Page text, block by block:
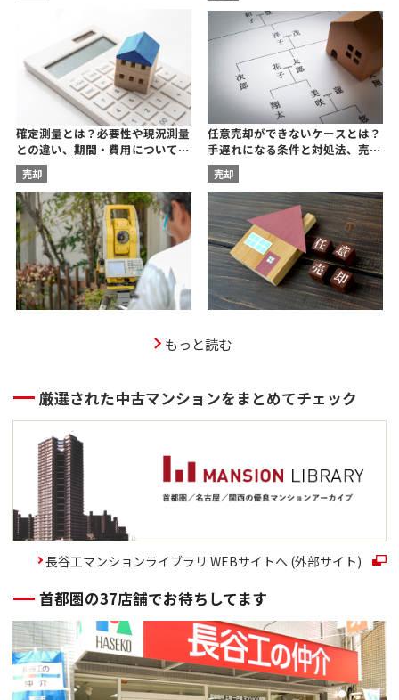
確定測量とは？必要性や現況測量
との違い、期間・費用について宅
建士が解説
売却
任意売却ができないケースとは？
手遅れになる条件と対処法、売却
後の残債についても解説
売却
もっと読む
厳選された中古マンションをまとめてチェック
長谷工マンションライブラリ WEBサイトへ (外部サイト)
首都圏の37店舗でお待ちしてます